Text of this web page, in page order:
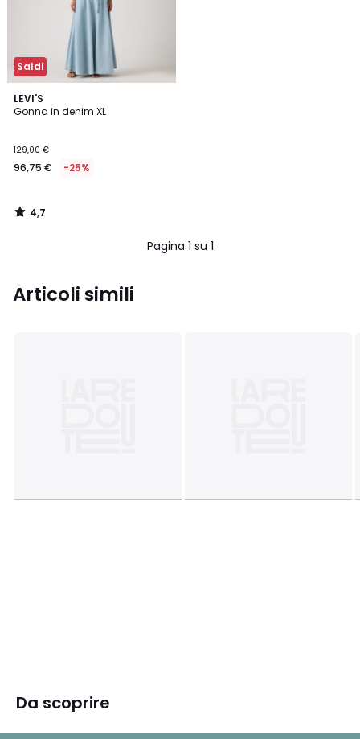
Saldi
LEVI'S
Gonna in denim XL
129,00 €
96,75 € -25%
4,7
/ 5
4,7
/
Pagina 1 su 1
Articoli simili
Da scoprire